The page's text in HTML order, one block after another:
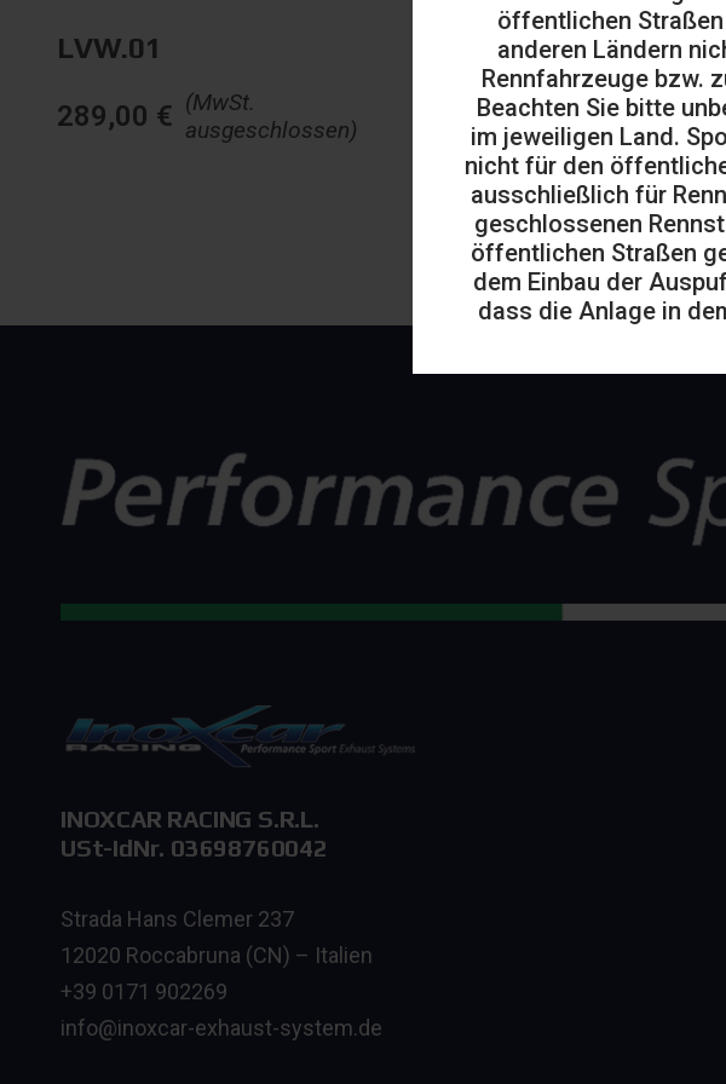
öffentlichen
anderen Ländern
Rennfahrzeuge bzw.
Beachten Sie bitte
im jeweiligen Land.
nicht für den
ausschließlich für
geschlossenen
öffentlichen Straßen
dem Einbau der
dass die Anlage in
LVW.01
(MwSt.
ausgeschlossen)
289,00 €
INOXCAR RACING S.R.L.
USt-IdNr. 03698760042
Strada Hans Clemer 237
12020 Roccabruna (CN) – Italien
+39 0171 902269
info@inoxcar-exhaust-system.de